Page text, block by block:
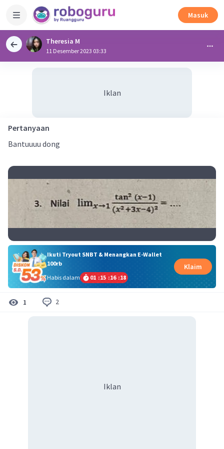
Masuk
Theresia M
11 Desember 2023 03:33
Iklan
Pertanyaan
Bantuuuu dong
Ikuti Tryout SNBT & Menangkan E-Wallet
100rb
Habis dalam
01 :15 :16 :18
Klaim
1 2
Iklan